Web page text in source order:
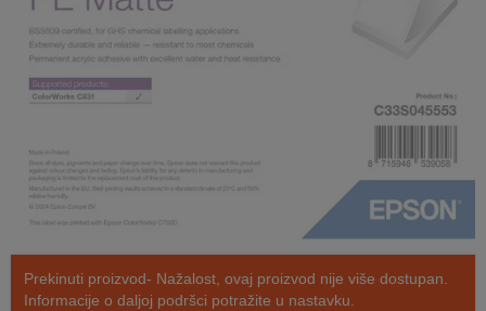
Prekinuti proizvod- Nažalost, ovaj proizvod nije više dostupan.
Informacije o daljoj podršci potražite u nastavku.